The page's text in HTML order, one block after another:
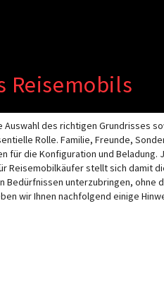
der
Reisemobils
Auswahl des richtigen Grundrisses
Rolle. Familie, Freunde,
für die Konfiguration und Beladung.
Reisemobilkäufer stellt sich damit
Bedürfnissen unterzubringen, ohne
wir Ihnen nachfolgend einige